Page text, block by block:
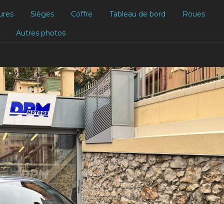
Sièges Coffre Tableau de bord Roues
Autres photos